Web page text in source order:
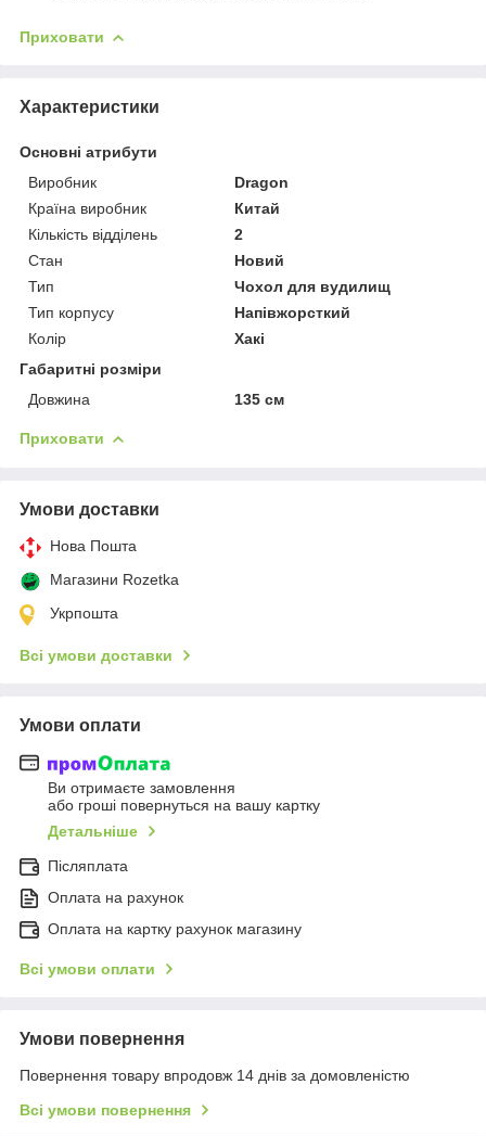
Приховати
Характеристики
Основні атрибути
Виробник
Dragon
Країна виробник
Китай
Кількість відділень
2
Стан
Новий
Тип
Чохол для вудилищ
Тип корпусу
Напівжорсткий
Колір
Хакі
Габаритні розміри
Довжина
135 см
Приховати
Умови доставки
Нова Пошта
Магазини Rozetka
Укрпошта
Всі умови доставки
Умови оплати
Ви отримаєте замовлення
або гроші повернуться на вашу картку
Детальніше
Післяплата
Оплата на рахунок
Оплата на картку рахунок магазину
Всі умови оплати
Умови повернення
Повернення товару впродовж 14 днів за домовленістю
Всі умови повернення